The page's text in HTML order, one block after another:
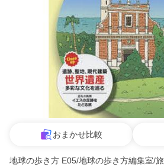
おまかせ比較
地球の歩き方 E05/地球の歩き方編集室/